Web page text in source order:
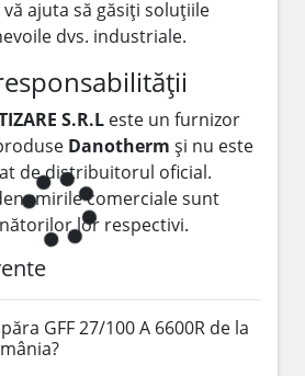
ajuta să găsiți soluțiile
dvs. industriale.
S.R.L este un furnizor
Danotherm și nu este
de distribuitorul oficial.
comerciale sunt
lor respectivi.
GFF 27/100 A 6600R de la